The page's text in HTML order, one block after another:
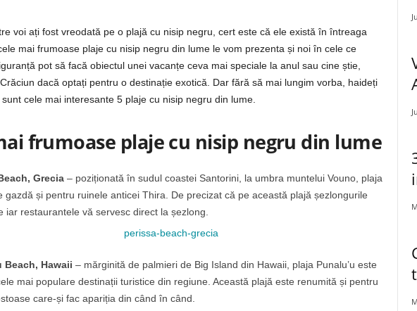
voi ați fost vreodată pe o plajă cu nisip negru, cert este că ele există în întreaga
mai frumoase plaje cu nisip negru din lume le vom prezenta și noi în cele ce
pot să facă obiectul unei vacanțe ceva mai speciale la anul sau cine știe,
dacă optați pentru o destinație exotică. Dar fără să mai lungim vorba, haideți
cele mai interesante 5 plaje cu nisip negru din lume.
frumoase plaje cu nisip negru din lume
Grecia– poziționată în sudul coastei Santorini, la umbra muntelui Vouno, plaja
gazdă și pentru ruinele anticei Thira. De precizat că pe această plajă șezlongurile
iar restaurantele vă servesc direct la șezlong.
Beach, Hawaii – mărginită de palmieri de Big Island din Hawaii, plaja Punalu’u este
mai populare destinații turistice din regiune. Această plajă este renumită și pentru
care-și fac apariția din când în când.